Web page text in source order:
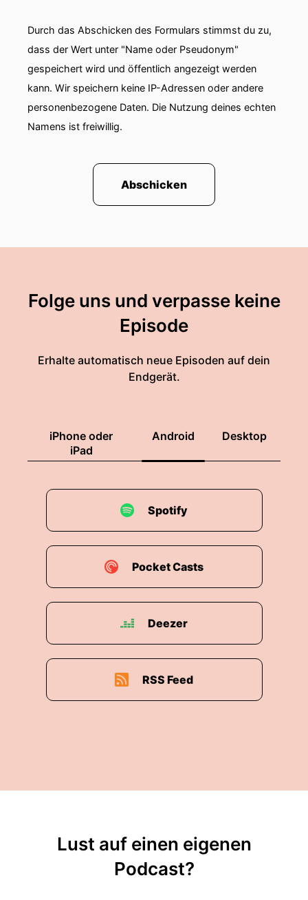
Durch das Abschicken des Formulars stimmst du zu,
dass der Wert unter "Name oder Pseudonym"
gespeichert wird und öffentlich angezeigt werden
kann. Wir speichern keine IP-Adressen oder andere
personenbezogene Daten. Die Nutzung deines echten
Namens ist freiwillig.
Abschicken
Folge uns und verpasse keine
Episode
Erhalte automatisch neue Episoden auf dein
Endgerät.
iPhone oder
iPad
Android Desktop
Spotify
Pocket Casts
Deezer
RSS Feed
Lust auf einen eigenen
Podcast?